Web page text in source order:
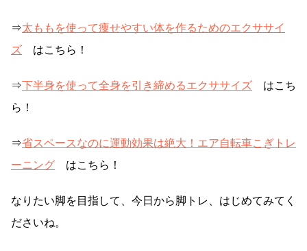
⇒太ももを使って痩せやすい体を作るためのエクササイ
ズ はこちら！
⇒下半身を使って全身を引き締めるエクササイズ はこち
ら！
⇒省スペースなのに運動効果は絶大！エア自転車こぎトレ
ーニング はこちら！
なりたい脚を目指して、今日から脚トレ、はじめてみてく
ださいね。